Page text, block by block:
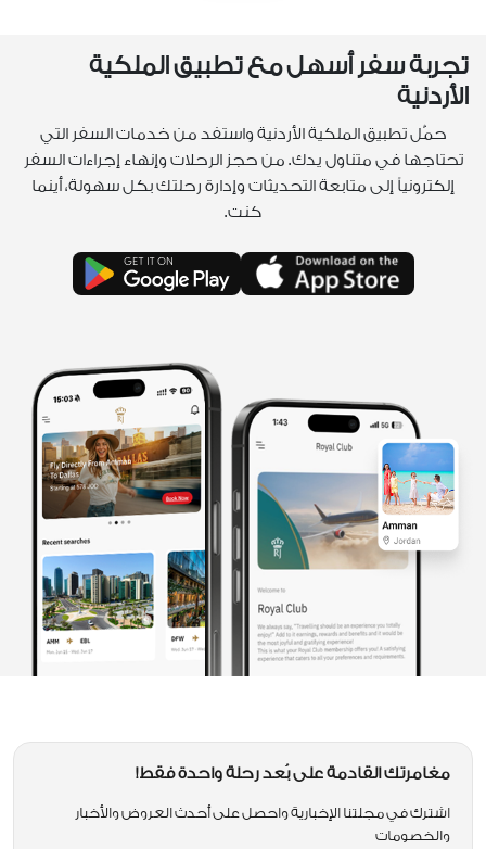
تجربة سفر أسهل مع تطبيق الملكية
الأردنية
حمّل تطبيق الملكية الأردنية واستفد من خدمات السفر التي
تحتاجها في متناول يدك. من حجز الرحلات وإنهاء إجراءات السفر
إلكترونياً إلى متابعة التحديثات وإدارة رحلتك بكل سهولة، أينما
كنت.
مغامرتك القادمة على بُعد رحلة واحدة فقط!
اشترك في مجلتنا الإخبارية واحصل على أحدث العروض والأخبار
والخصومات